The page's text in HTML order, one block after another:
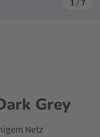
1 /7
Grey
Netz